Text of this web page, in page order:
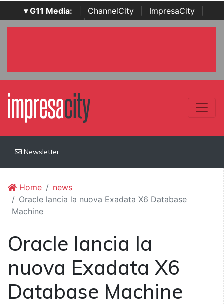
▾ G11 Media: ChannelCity ImpresaCity
SecurityOpenLab | Italian Channel Awards | Italian
Newsletter
Home
news
Oracle lancia la nuova Exadata X6 Database
Machine
Oracle lancia la
nuova Exadata X6
Database Machine